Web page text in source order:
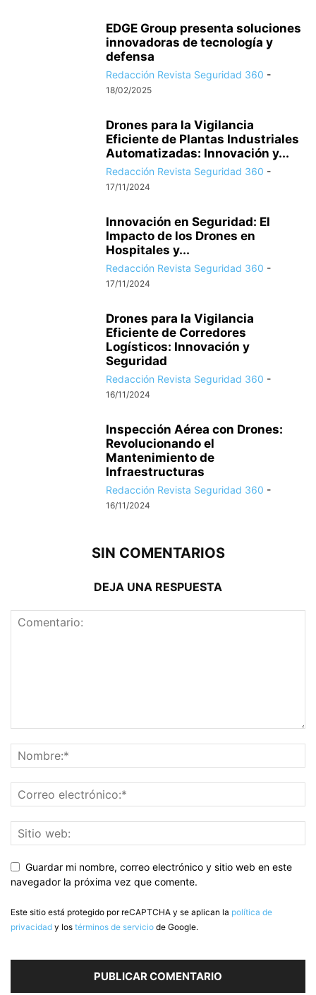
EDGE Group presenta soluciones
innovadoras de tecnología y
defensa
Redacción Revista Seguridad 360 -
18/02/2025
Drones para la Vigilancia
Eficiente de Plantas Industriales
Automatizadas: Innovación y...
Redacción Revista Seguridad 360 -
17/11/2024
Innovación en Seguridad: El
Impacto de los Drones en
Hospitales y...
Redacción Revista Seguridad 360 -
17/11/2024
Drones para la Vigilancia
Eficiente de Corredores
Logísticos: Innovación y
Seguridad
Redacción Revista Seguridad 360 -
16/11/2024
Inspección Aérea con Drones:
Revolucionando el
Mantenimiento de
Infraestructuras
Redacción Revista Seguridad 360 -
16/11/2024
SIN COMENTARIOS
DEJA UNA RESPUESTA
Guardar mi nombre, correo electrónico y sitio web en este
navegador la próxima vez que comente.
Este sitio está protegido por reCAPTCHA y se aplican la política de
privacidad y los términos de servicio de Google.